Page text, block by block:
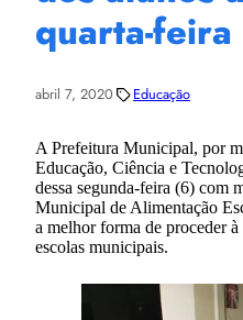
quarta-feira
abril 7, 2020 Educação
A Prefeitura Municipal, por
Educação, Ciência e
dessa segunda-feira (6) com
Municipal de Alimentação
a melhor forma de proceder
escolas municipais.